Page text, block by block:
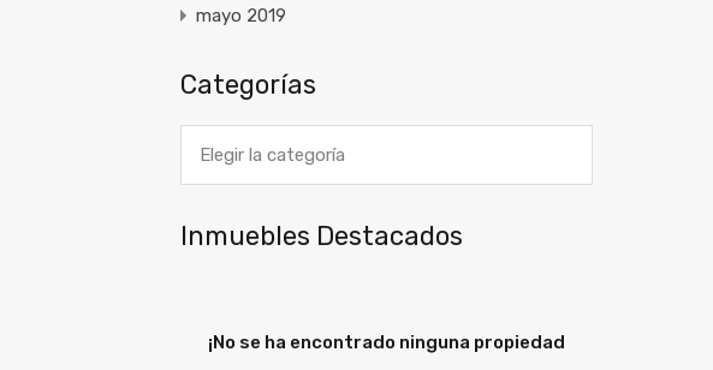
mayo 2019
Categorías
Inmuebles Destacados
¡No se ha encontrado ninguna propiedad